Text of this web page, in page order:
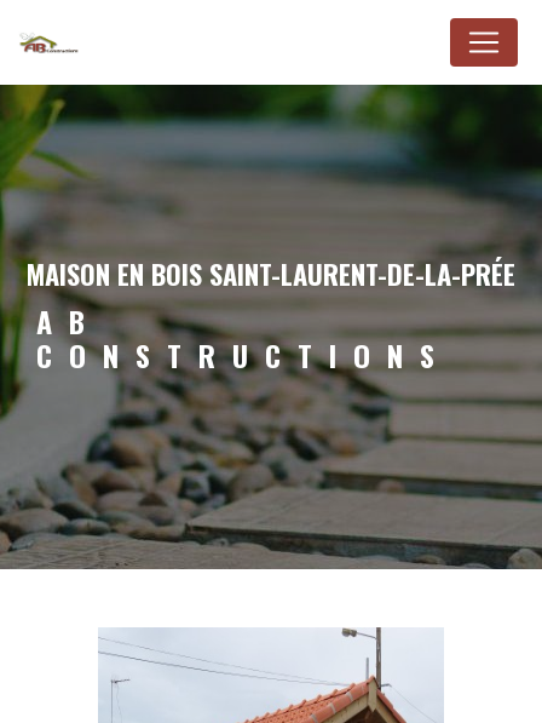
MAISON EN BOIS SAINT-LAURENT-DE-LA-PRÉE
AB
CONSTRUCTIONS